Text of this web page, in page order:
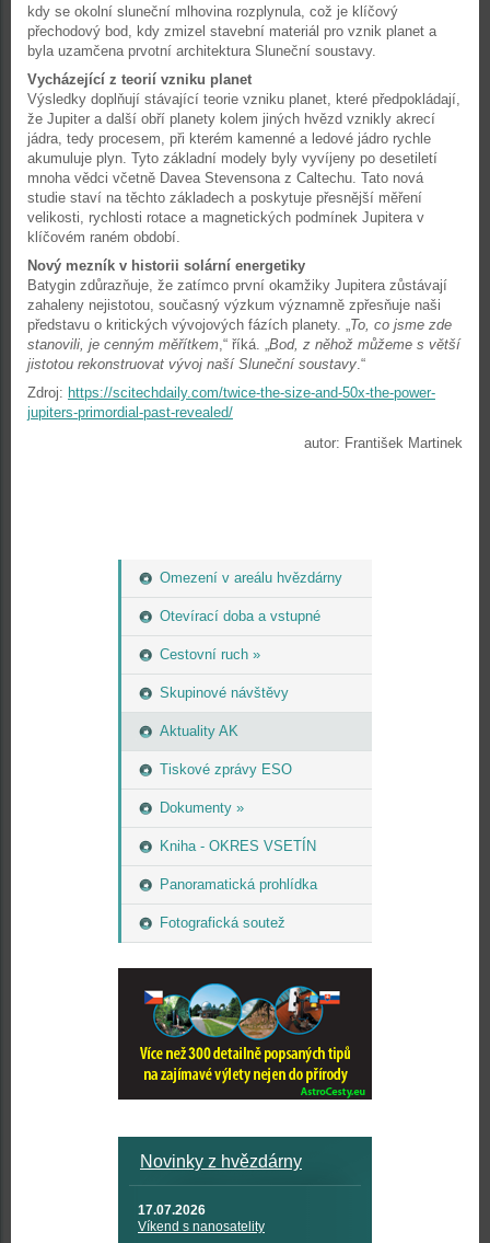
Omezení v areálu hvězdárny
Otevírací doba a vstupné
Cestovní ruch »
Skupinové návštěvy
Aktuality AK
Tiskové zprávy ESO
Dokumenty »
Kniha - OKRES VSETÍN
Panoramatická prohlídka
Fotografická soutež
Novinky z hvězdárny
17.07.2026
Víkend s nanosatelity
kdy se okolní sluneční mlhovina rozplynula, což je klíčový
přechodový bod, kdy zmizel stavební materiál pro vznik planet a
byla uzamčena prvotní architektura Sluneční soustavy.
Vycházející z teorií vzniku planet
Výsledky doplňují stávající teorie vzniku planet, které předpokládají,
že Jupiter a další obří planety kolem jiných hvězd vznikly akrecí
jádra, tedy procesem, při kterém kamenné a ledové jádro rychle
akumuluje plyn. Tyto základní modely byly vyvíjeny po desetiletí
mnoha vědci včetně Davea Stevensona z Caltechu. Tato nová
studie staví na těchto základech a poskytuje přesnější měření
velikosti, rychlosti rotace a magnetických podmínek Jupitera v
klíčovém raném období.
Nový mezník v historii solární energetiky
Batygin zdůrazňuje, že zatímco první okamžiky Jupitera zůstávají
zahaleny nejistotou, současný výzkum významně zpřesňuje naši
představu o kritických vývojových fázích planety. „To, co jsme zde
stanovili, je cenným měřítkem,“ říká. „Bod, z něhož můžeme s větší
jistotou rekonstruovat vývoj naší Sluneční soustavy.“
Zdroj: https://scitechdaily.com/twice-the-size-and-50x-the-power-
jupiters-primordial-past-revealed/
autor: František Martinek